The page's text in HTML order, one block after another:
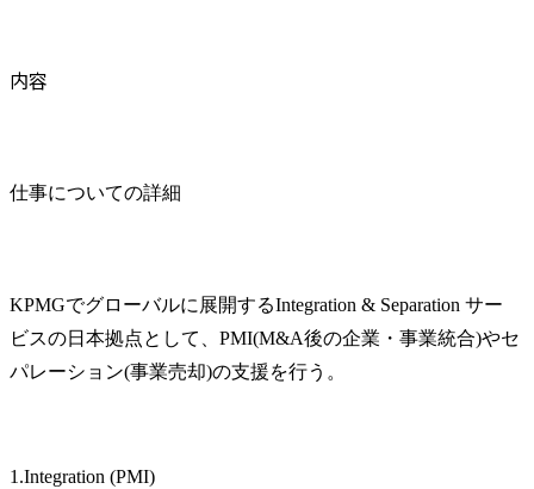
内容
仕事についての詳細
KPMGでグローバルに展開するIntegration & Separation サー
ビスの日本拠点として、PMI(M&A後の企業・事業統合)やセ
パレーション(事業売却)の支援を行う。
1.Integration (PMI)